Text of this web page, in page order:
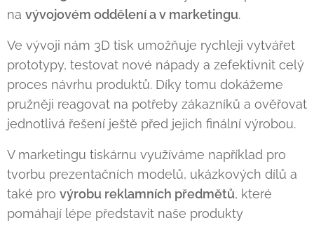
na vývojovém oddělení a v marketingu.
Ve vývoji nám 3D tisk umožňuje rychleji vytvářet
prototypy, testovat nové nápady a zefektivnit celý
proces návrhu produktů. Díky tomu dokážeme
pružněji reagovat na potřeby zákazníků a ověřovat
jednotlivá řešení ještě před jejich finální výrobou.
V marketingu tiskárnu využíváme například pro
tvorbu prezentačních modelů, ukázkových dílů a
také pro výrobu reklamních předmětů, které
pomáhají lépe představit naše produkty